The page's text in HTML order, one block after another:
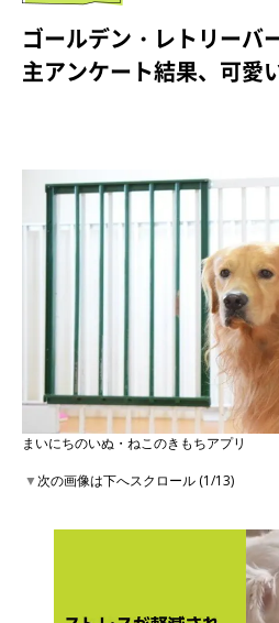
ゴールデン・レトリーバ
主アンケート結果、可愛
まいにちのいぬ・ねこのきもちアプリ
▼次の画像は下へスクロール (1/13)